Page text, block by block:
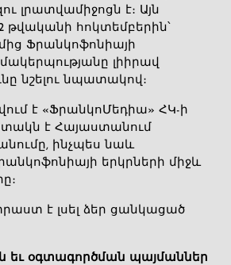
լրատվամիջոցն է։ Այն
թվականի հոկտեմբերին՝
Ֆրանկոֆոնիայի
լիիրավ
նշելու նպատակով։
է «ՖրանկոՄեդիա» ՀԿ-ի
է Հայաստանում
ինչպես նաև
երկրների միջև
է լսել ձեր ցանկացած
եւ օգտագործման պայմաններ